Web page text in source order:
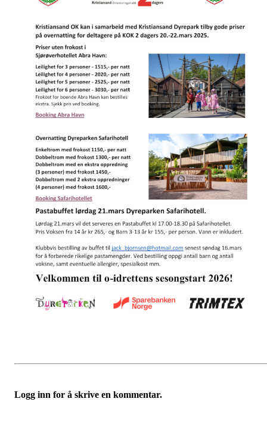
Logg inn for å skrive en kommentar.